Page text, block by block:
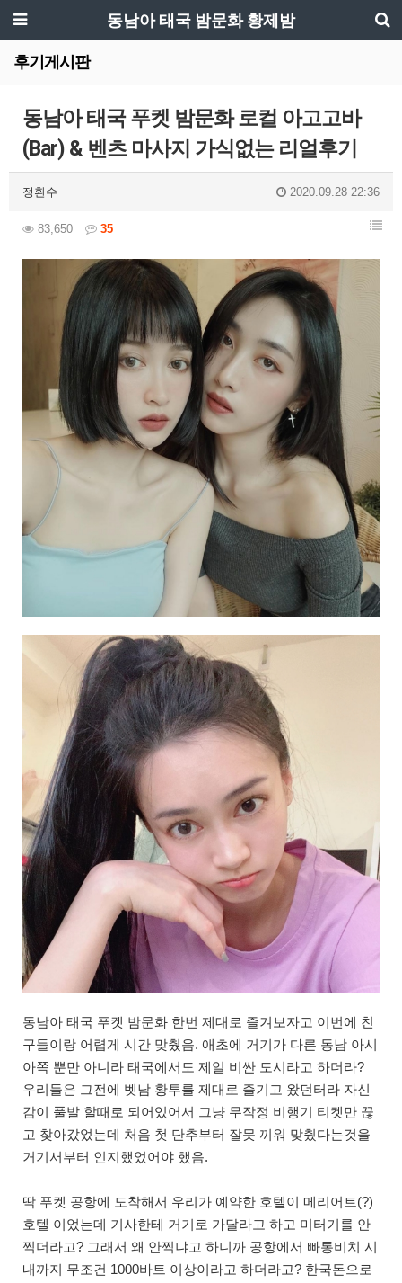
동남아 태국 밤문화 황제밤
후기게시판
동남아 태국 푸켓 밤문화 로컬 아고고바
(Bar) & 벤츠 마사지 가식없는 리얼후기
정환수 2020.09.28 22:36
83,650 35
동남아 태국 푸켓 밤문화 한번 제대로 즐겨보자고 이번에 친
구들이랑 어렵게 시간 맞췄음. 애초에 거기가 다른 동남 아시
아쪽 뿐만 아니라 태국에서도 제일 비싼 도시라고 하더라?
우리들은 그전에 벳남 황투를 제대로 즐기고 왔던터라 자신
감이 풀발 할때로 되어있어서 그냥 무작정 비행기 티켓만 끊
고 찾아갔었는데 처음 첫 단추부터 잘못 끼워 맞췄다는것을
거기서부터 인지했었어야 했음.
딱 푸켓 공항에 도착해서 우리가 예약한 호텔이 메리어트(?)
호텔 이었는데 기사한테 거기로 가달라고 하고 미터기를 안
찍더라고? 그래서 왜 안찍냐고 하니까 공항에서 빠통비치 시
내까지 무조건 1000바트 이상이라고 하더라고? 한국돈으로